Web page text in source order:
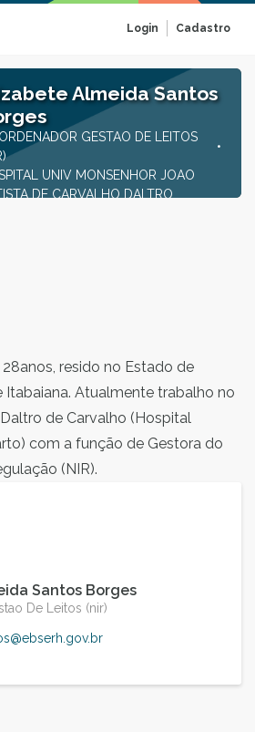
Login Cadastro
Almeida Santos
GESTAO DE LEITOS
UNIV MONSENHOR JOAO
DE CARVALHO DALTRO
resido no Estado de
Itabaiana. Atualmente trabalho no
de Carvalho (Hospital
com a função de Gestora do
(NIR).
Santos Borges
De Leitos (nir)